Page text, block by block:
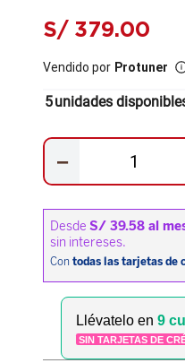
S/ 379.00
Vendido por Protuner
5unidades
－
Llévatelo en 9
SIN TARJETAS DE